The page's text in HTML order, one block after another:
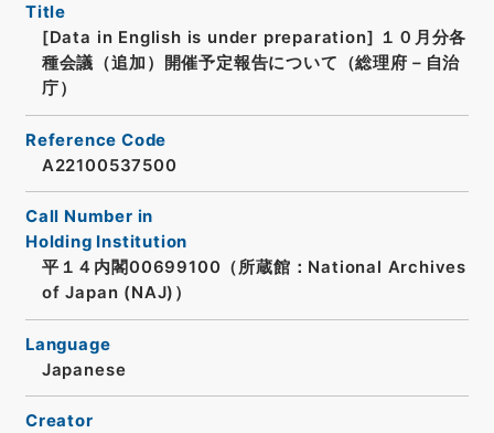
Title
[Data in English is under preparation]
１０月分各
種会議（追加）開催予定報告について（総理府－自治
庁）
Reference Code
A22100537500
Call Number in
Holding Institution
平１４内閣00699100（所蔵館：National Archives
of Japan (NAJ)）
Language
Japanese
Creator